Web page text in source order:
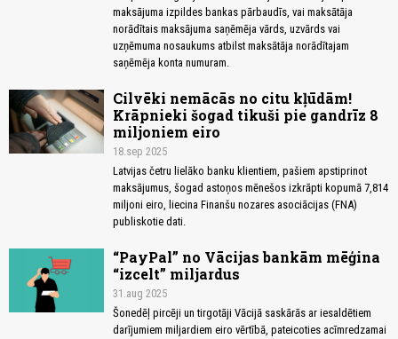
maksājuma izpildes bankas pārbaudīs, vai maksātāja
norādītais maksājuma saņēmēja vārds, uzvārds vai
uzņēmuma nosaukums atbilst maksātāja norādītajam
saņēmēja konta numuram.
Cilvēki nemācās no citu kļūdām!
Krāpnieki šogad tikuši pie gandrīz 8
miljoniem eiro
18.sep 2025
Latvijas četru lielāko banku klientiem, pašiem apstiprinot
maksājumus, šogad astoņos mēnešos izkrāpti kopumā 7,814
miljoni eiro, liecina Finanšu nozares asociācijas (FNA)
publiskotie dati.
“PayPal” no Vācijas bankām mēģina
“izcelt” miljardus
31.aug 2025
Šonedēļ pircēji un tirgotāji Vācijā saskārās ar iesaldētiem
darījumiem miljardiem eiro vērtībā, pateicoties acīmredzamai